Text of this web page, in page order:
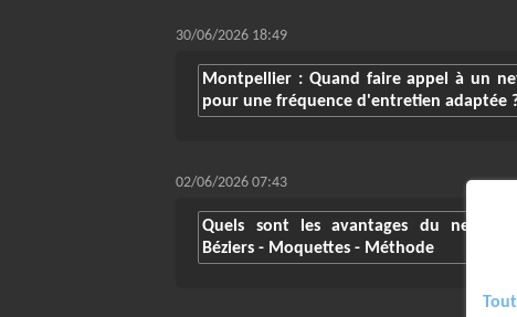
30/06/2026 18:49
Montpellier : Quand faire appel à un
pour une fréquence d'entretien adaptée
02/06/2026 07:43
Quels sont les avantages du
Béziers - Moquettes - Méthode